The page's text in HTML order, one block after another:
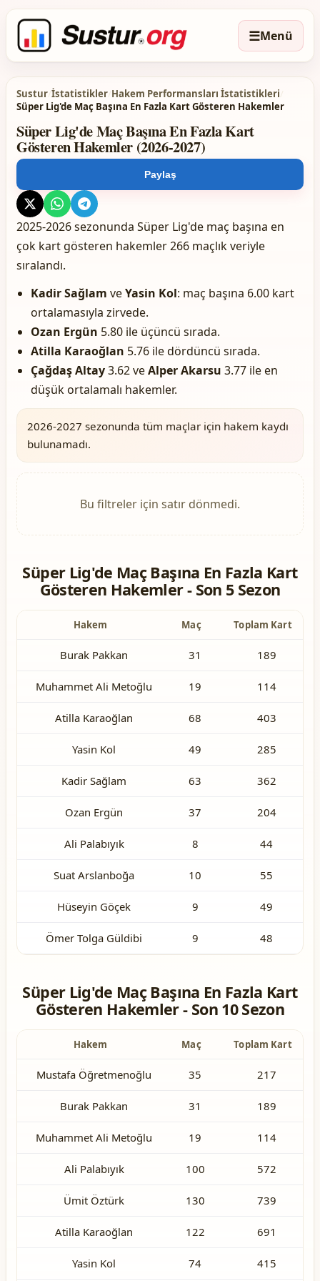
☰Menü
Sustur/İstatistikler/Hakem Performansları İstatistikleri/
Süper Lig'de Maç Başına En Fazla Kart Gösteren Hakemler
Süper Lig'de Maç Başına En Fazla Kart
Gösteren Hakemler (2026-2027)
Paylaş
2025-2026 sezonunda Süper Lig'de maç başına en
çok kart gösteren hakemler 266 maçlık veriyle
sıralandı.
Kadir Sağlam veYasin Kol: maç başına 6.00 kart
ortalamasıyla zirvede.
Ozan Ergün 5.80 ile üçüncü sırada.
Atilla Karaoğlan 5.76 ile dördüncü sırada.
Çağdaş Altay3.62 veAlper Akarsu 3.77 ile en
düşük ortalamalı hakemler.
2026-2027 sezonunda tüm maçlar için hakem kaydı
bulunamadı.
Bu filtreler için satır dönmedi.
Süper Lig'de Maç Başına En Fazla Kart
Gösteren Hakemler - Son 5 Sezon
Hakem Maç Toplam Kart
Burak Pakkan 31 189
Muhammet Ali Metoğlu 19 114
Atilla Karaoğlan 68 403
Yasin Kol 49 285
Kadir Sağlam 63 362
Ozan Ergün 37 204
Ali Palabıyık 8 44
Suat Arslanboğa 10 55
Hüseyin Göçek 9 49
Ömer Tolga Güldibi 9 48
Süper Lig'de Maç Başına En Fazla Kart
Gösteren Hakemler - Son 10 Sezon
Hakem Maç Toplam Kart
Mustafa Öğretmenoğlu 35 217
Burak Pakkan 31 189
Muhammet Ali Metoğlu 19 114
Ali Palabıyık 100 572
Ümit Öztürk 130 739
Atilla Karaoğlan 122 691
Yasin Kol 74 415